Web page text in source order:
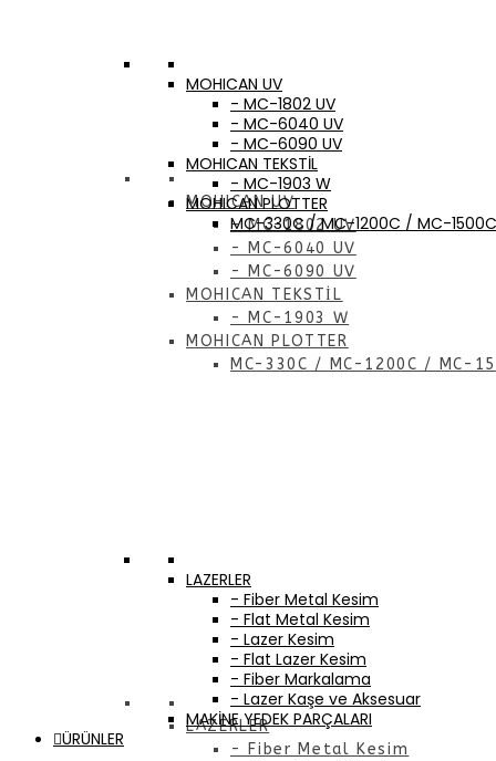
MOHICAN UV
- MC-1802 UV
- MC-6040 UV
- MC-6090 UV
MOHICAN TEKSTİL
- MC-1903 W
MOHICAN PLOTTER
MC-330C / MC-1200C / MC-
LAZERLER
- Fiber Metal Kesim
MOHICAN UV
- MC-1802 UV
- MC-6040 UV
- MC-6090 UV
MOHICAN TEKSTİL
- MC-1903 W
MOHICAN PLOTTER
MC-330C / MC-1200C / MC-1500C
LAZERLER
- Fiber Metal Kesim
- Flat Metal Kesim
- Lazer Kesim
- Flat Lazer Kesim
- Fiber Markalama
- Lazer Kaşe ve Aksesuar
MAKİNE YEDEK PARÇALARI
ÜRÜNLER